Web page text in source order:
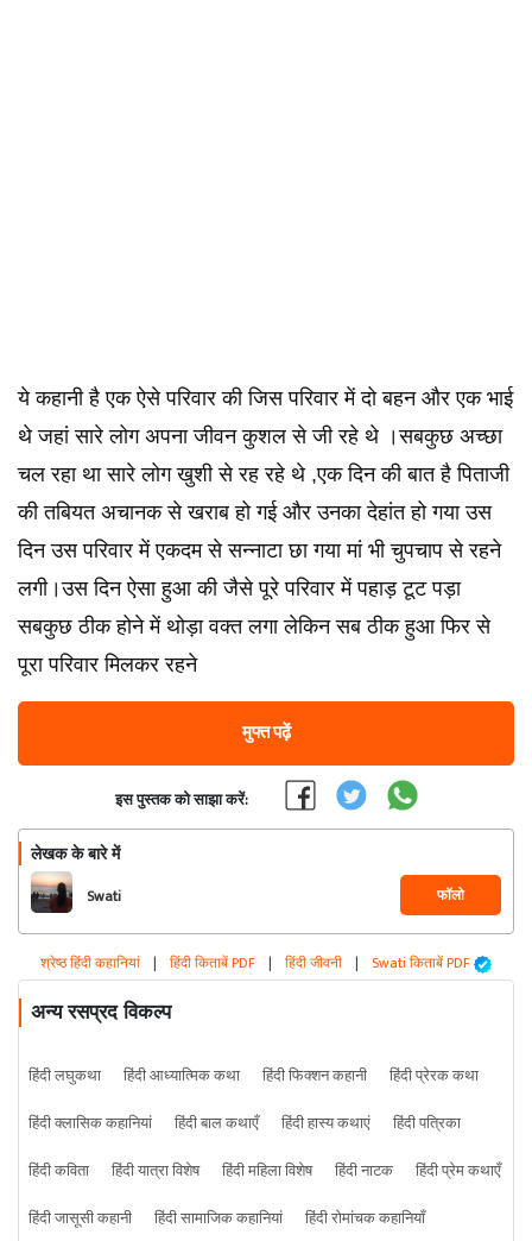
ये कहानी है एक ऐसे परिवार की जिस परिवार में दो बहन और एक भाई
थे जहां सारे लोग अपना जीवन कुशल से जी रहे थे ।सबकुछ अच्छा
चल रहा था सारे लोग खुशी से रह रहे थे ,एक दिन की बात है पिताजी
की तबियत अचानक से खराब हो गई और उनका देहांत हो गया उस
दिन उस परिवार में एकदम से सन्नाटा छा गया मां भी चुपचाप से रहने
लगी।उस दिन ऐसा हुआ की जैसे पूरे परिवार में पहाड़ टूट पड़ा
सबकुछ ठीक होने में थोड़ा वक्त लगा लेकिन सब ठीक हुआ फिर से
पूरा परिवार मिलकर रहने
मुफ्त पढ़ें
इस पुस्तक को साझा करें:
लेखक के बारे में
Swati फॉलो
श्रेष्ठ हिंदी कहानियां | हिंदी किताबें PDF | हिंदी जीवनी | Swati किताबें PDF
अन्य रसप्रद विकल्प
हिंदी लघुकथा हिंदी आध्यात्मिक कथा हिंदी फिक्शन कहानी
हिंदी प्रेरक कथा
हिंदी क्लासिक कहानियां
हिंदी बाल कथाएँ हिंदी हास्य कथाएं
हिंदी पत्रिका
हिंदी कविता
हिंदी यात्रा विशेष हिंदी महिला विशेष हिंदी नाटक
हिंदी प्रेम कथाएँ
हिंदी जासूसी कहानी
हिंदी सामाजिक कहानियां हिंदी रोमांचक कहानियाँ